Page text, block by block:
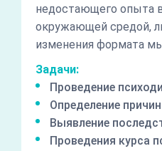
недостающего опыта
окружающей средой,
изменения формата
Задачи:
Проведение
Определение
Выявление
Проведения курса